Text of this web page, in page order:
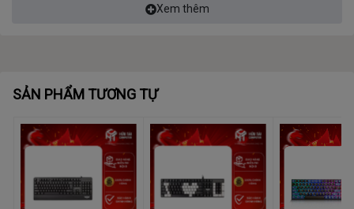
Tuổi thọ trục : ≥ 50 triệu lần
Dòng diện làm việc : ≤150mA ( trạng thái có led ) ; ≤18mA (
bluetooth không led )
Thời gian sử dụng: 100h liên tục (> 2-16 tuần làm việc văn
phòng có Led hoặc không Led, tùy cường độ )
Xem thêm
SẢN PHẨM TƯƠNG TỰ